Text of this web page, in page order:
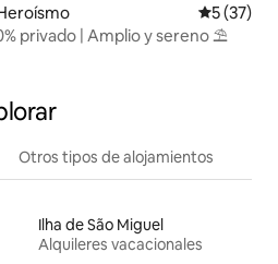
5 (37)
privado | Amplio y sereno ⛱
Otros tipos de alojamientos
Ilha de São Miguel
Alquileres vacacionales